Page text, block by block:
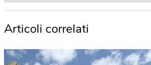
Articoli correlati